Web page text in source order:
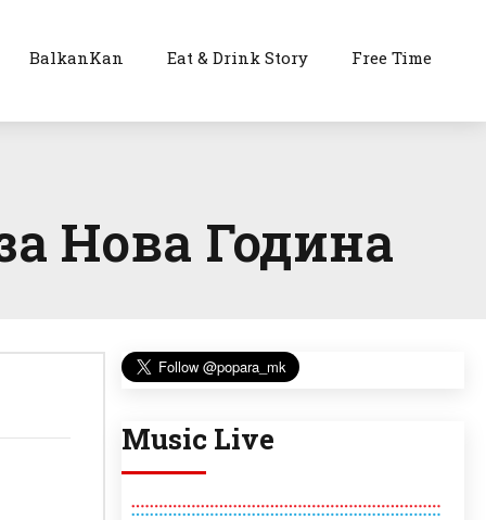
BalkanKan Eat & Drink Story Free Time
Нова Година
Music Live